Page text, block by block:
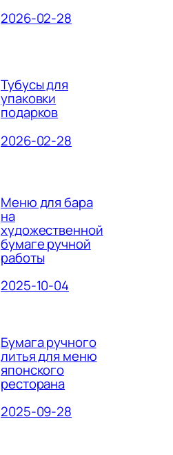
2026-02-28
Тубусы для
упаковки
подарков
2026-02-28
Меню для бара
на
художественной
бумаге ручной
работы
2025-10-04
Бумага ручного
литья для меню
японского
ресторана
2025-09-28